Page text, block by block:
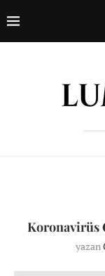
Koronavirüs
yazan